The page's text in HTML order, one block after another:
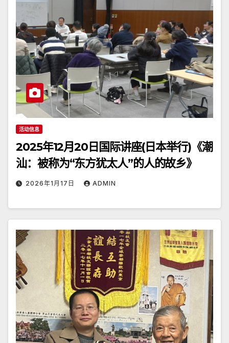
活动信息
2025年12月20日国际讲座(日本举行)《潮
汕：被称为“东方犹太人”的人的故乡》
2026年1月17日 ADMIN